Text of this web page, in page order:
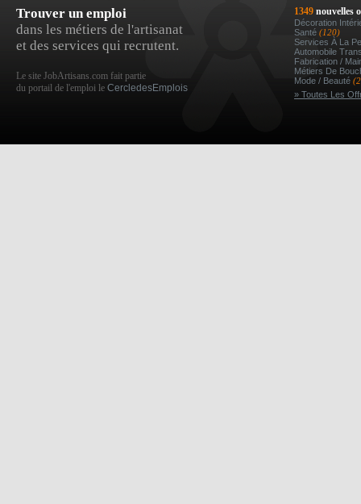
Trouver un emploi
dans les métiers de l'artisanat
et des services qui recrutent.
Le site JobArtisans.com fait partie
du portail de l'emploi le CercledesEmplois
1349 nouvelles
Décoration
Santé (120)
Services À La
Automobile
Fabrication /
Métiers De
Mode / Beauté
» Toutes Les